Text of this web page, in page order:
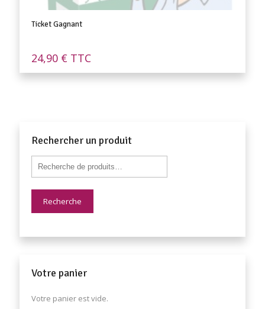
Ticket Gagnant
24,90 € TTC
Rechercher un produit
Recherche
Votre panier
Votre panier est vide.